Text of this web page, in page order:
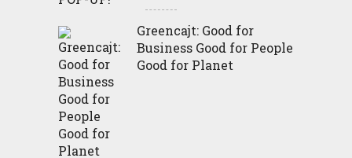
Greencajt: Good for
Business Good for People
Good for Planet